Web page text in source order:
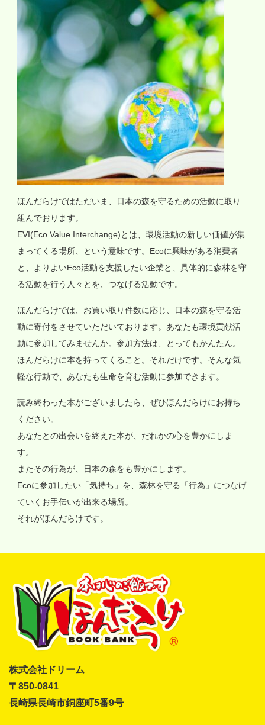
ほんだらけではただいま、日本の森を守るための活動に取り
組んでおります。
EVI(Eco Value Interchange)とは、環境活動の新しい価値が集
まってくる場所、という意味です。Ecoに興味がある消費者
と、よりよいEco活動を支援したい企業と、具体的に森林を守
る活動を行う人々とを、つなげる活動です。
ほんだらけでは、お買い取り件数に応じ、日本の森を守る活
動に寄付をさせていただいております。あなたも環境貢献活
動に参加してみませんか。参加方法は、とってもかんたん。
ほんだらけに本を持ってくること。それだけです。そんな気
軽な行動で、あなたも生命を育む活動に参加できます。
読み終わった本がございましたら、ぜひほんだらけにお持ち
ください。
あなたとの出会いを終えた本が、だれかの心を豊かにしま
す。
またその行為が、日本の森をも豊かにします。
Ecoに参加したい「気持ち」を、森林を守る「行為」につなげ
ていくお手伝いが出来る場所。
それがほんだらけです。
株式会社ドリーム
〒850-0841
長崎県長崎市銅座町5番9号